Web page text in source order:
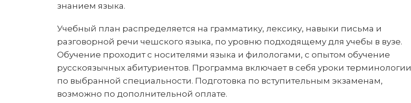
знанием языка.
Учебный план распределяется на грамматику, лексику, навыки письма и
разговорной речи чешского языка, по уровню подходящему для учебы в вузе.
Обучение проходит с носителями языка и филологами, с опытом обучение
русскоязычных абитуриентов. Программа включает в себя уроки терминологии
по выбранной специальности. Подготовка по вступительным экзаменам,
возможно по дополнительной оплате.